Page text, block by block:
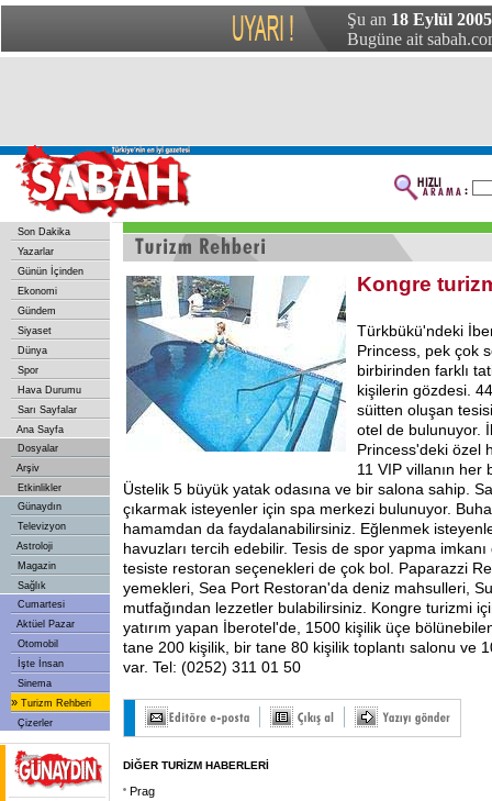
Şu an 18 Eylül
Bugüne ait
Son Dakika
Yazarlar
Günün İçinden
Ekonomi
Gündem
Siyaset
Dünya
Spor
Hava Durumu
Sarı Sayfalar
Ana Sayfa
Dosyalar
Arşiv
Etkinlikler
Günaydın
Televizyon
Astroloji
Magazin
Sağlık
Cumartesi
Aktüel Pazar
Otomobil
İşte İnsan
Sinema
» Turizm Rehberi
Çizerler
Kongre
Türkbükü'ndeki
Princess, pek çok
birbirinden farklı
kişilerin gözdesi.
süitten oluşan
otel de bulunuyor.
Princess'deki özel
11 VIP villanın her
Üstelik 5 büyük yatak odasına ve bir salona sahip.
çıkarmak isteyenler için spa merkezi bulunuyor.
hamamdan da faydalanabilirsiniz. Eğlenmek
havuzları tercih edebilir. Tesis de spor yapma imkanı
tesiste restoran seçenekleri de çok bol. Paparazzi
yemekleri, Sea Port Restoran'da deniz mahsulleri,
mutfağından lezzetler bulabilirsiniz. Kongre turizmi
yatırım yapan İberotel'de, 1500 kişilik üçe
tane 200 kişilik, bir tane 80 kişilik toplantı salonu ve
var. Tel: (0252) 311 01 50
DİĞER TURİZM HABERLERİ
Prag